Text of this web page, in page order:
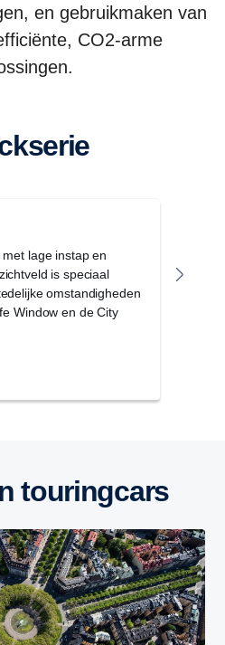
en gebruikmaken van
CO2-arme
lage instap en
is speciaal
omstandigheden
Window en de City
touringcars